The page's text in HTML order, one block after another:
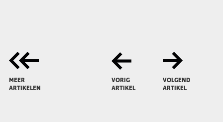
MEER
ARTIKELEN
VORIG
ARTIKEL
VOLGEND
ARTIKEL